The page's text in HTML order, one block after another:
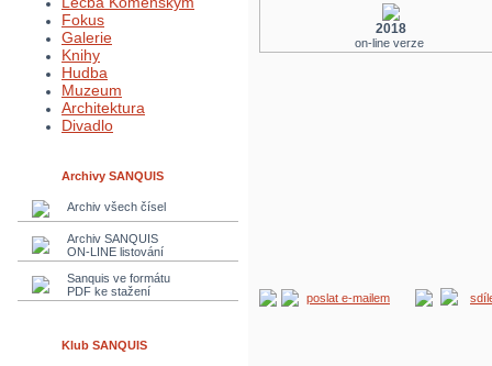
Fokus
Galerie
Knihy
Hudba
Muzeum
Architektura
Divadlo
Archivy SANQUIS
Archiv všech čísel
Archiv SANQUIS
ON-LINE listování
Sanquis ve formátu
PDF ke stažení
Klub SANQUIS
2018
on-line verze
poslat e-mailem